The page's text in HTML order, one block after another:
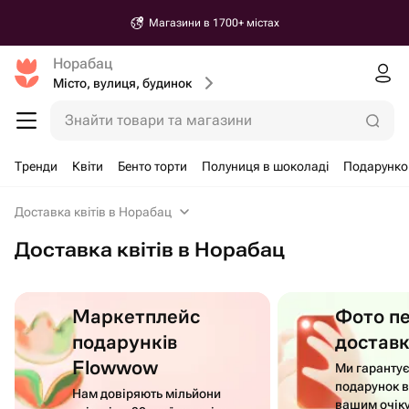
Магазини в 1700+ містах
Норабац
Місто, вулиця, будинок
Знайти товари та магазини
Тренди Квіти Бенто торти Полуниця в шоколаді
Доставка квітів в Норабац
Доставка квітів в Норабац
Маркетплейс
подарунків
Flowwow
Нам довіряють мільйони
Фото
Ми
подарунок
вашим